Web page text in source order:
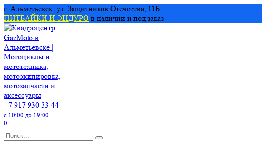
Перейти
к
содержанию
г. Альметьевск, ул. Защитников Отечества, 11Б
ПИТБАЙКИ И ЭНДУРО в наличии и под заказ
+7 917 930 33 44
с 10:00 до 19:00
0
Search